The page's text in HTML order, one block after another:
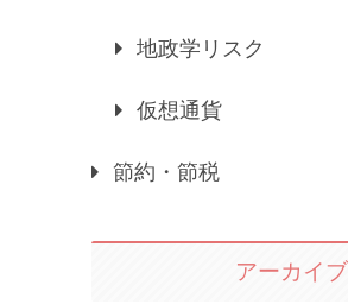
地政学リスク
仮想通貨
節約・節税
アーカイブ